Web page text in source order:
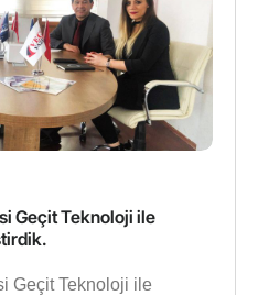
Geçit Teknoloji ile
Geçit Teknoloji ile